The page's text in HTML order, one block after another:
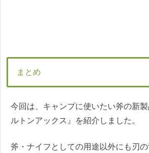
まとめ
今回は、キャンプに使いたい斧の新
ルトンアックス』を紹介しました。
斧・ナイフとしての用途以外にも刃